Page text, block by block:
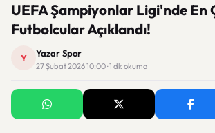
UEFA Şampiyonlar Ligi'nde En
Futbolcular Açıklandı!
Y Yazar Spor
27 Şubat 2026 10:00 · 1 dk okuma